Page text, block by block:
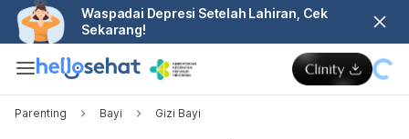
Waspadai Depresi Setelah Lahiran, Cek
Sekarang!
Parenting Bayi Gizi Bayi